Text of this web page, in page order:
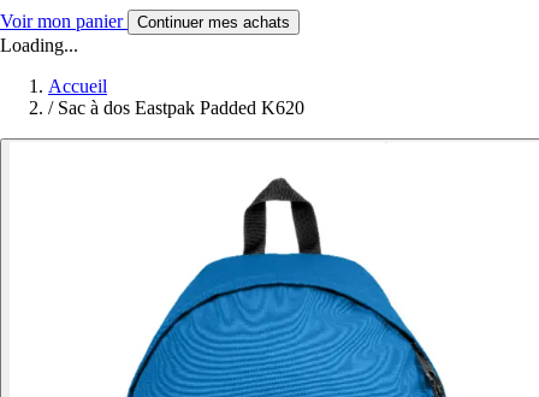
Voir mon panier Continuer mes achats
Loading...
Accueil
/ Sac à dos Eastpak Padded K620